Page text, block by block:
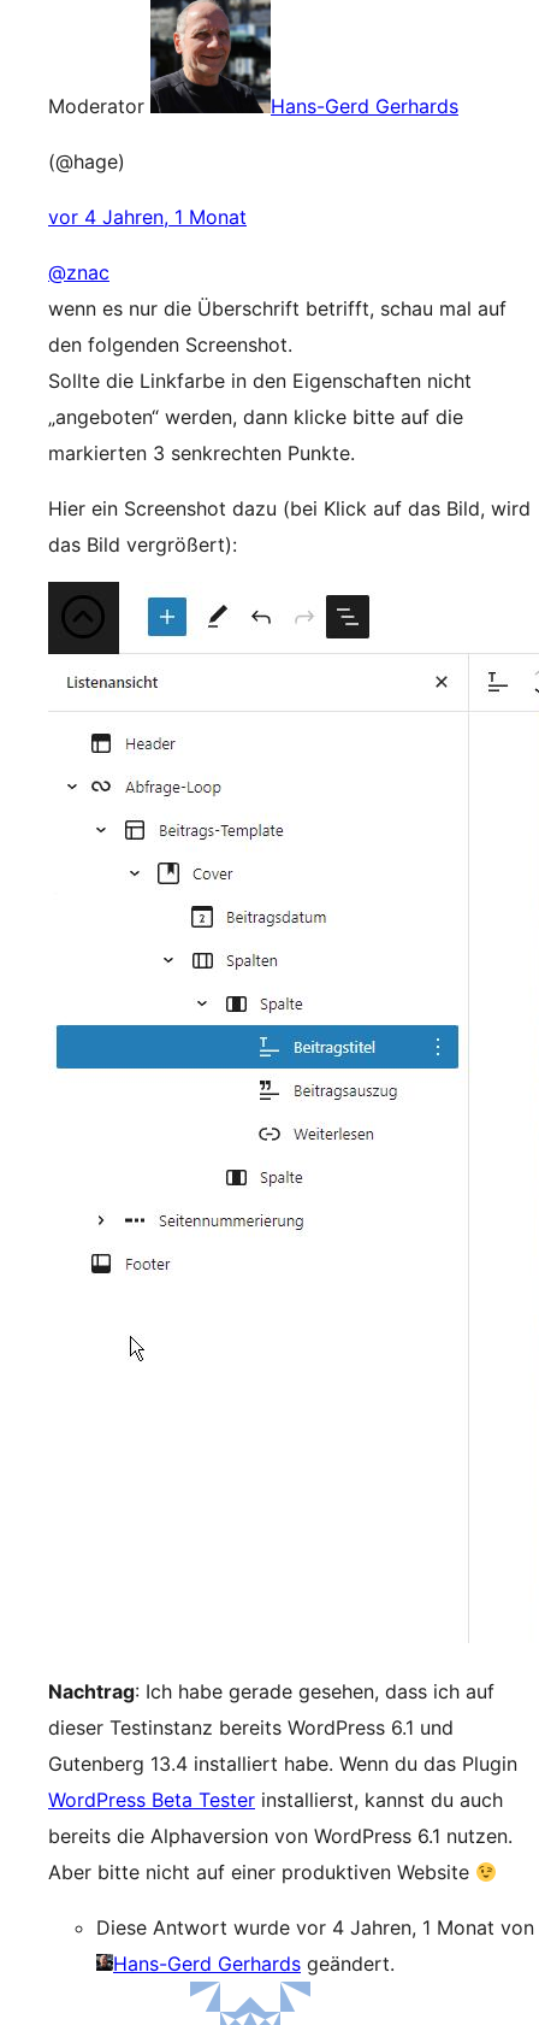
Moderator Hans-Gerd Gerhards
(@hage)
vor 4 Jahren, 1 Monat
@znac
wenn es nur die Überschrift betrifft, schau mal auf
den folgenden Screenshot.
Sollte die Linkfarbe in den Eigenschaften nicht
„angeboten“ werden, dann klicke bitte auf die
markierten 3 senkrechten Punkte.
Hier ein Screenshot dazu (bei Klick auf das Bild, wird
das Bild vergrößert):
Nachtrag: Ich habe gerade gesehen, dass ich auf
dieser Testinstanz bereits WordPress 6.1 und
Gutenberg 13.4 installiert habe. Wenn du das Plugin
WordPress Beta Tester installierst, kannst du auch
bereits die Alphaversion von WordPress 6.1 nutzen.
Aber bitte nicht auf einer produktiven Website
Diese Antwort wurde vor 4 Jahren, 1 Monat von
Hans-Gerd Gerhards geändert.